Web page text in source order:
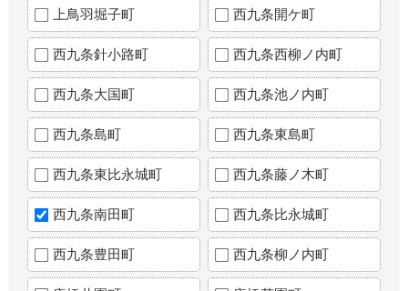
上鳥羽堀子町 西九条開ケ町
西九条針小路町 西九条西柳ノ内町
西九条大国町 西九条池ノ内町
西九条島町 西九条東島町
西九条東比永城町 西九条藤ノ木町
西九条南田町 西九条比永城町
西九条豊田町 西九条柳ノ内町